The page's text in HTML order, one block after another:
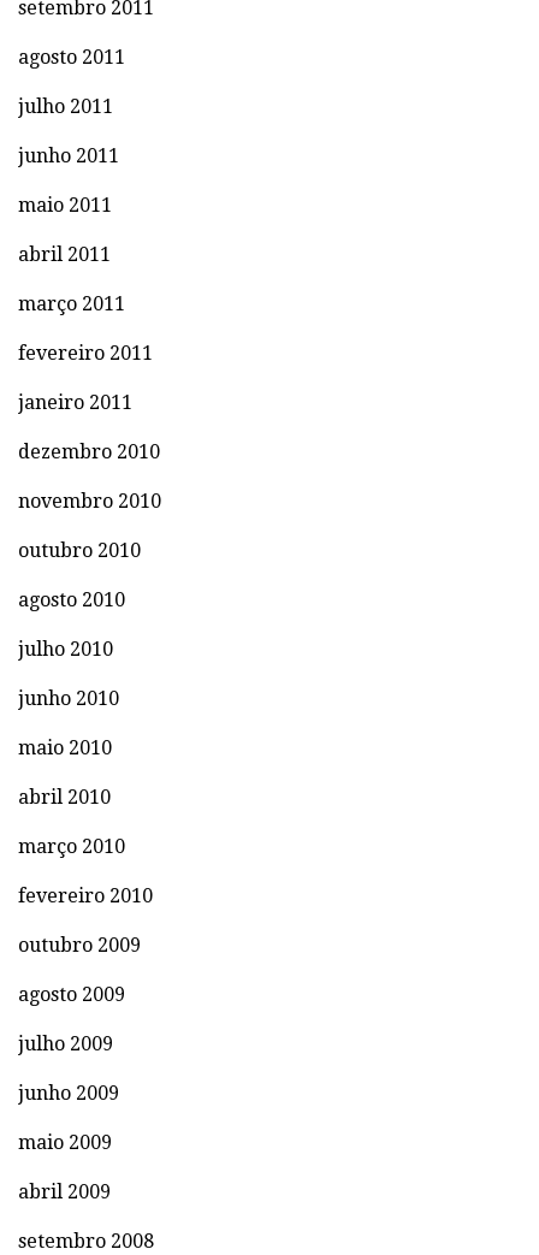
setembro 2011
agosto 2011
julho 2011
junho 2011
maio 2011
abril 2011
março 2011
fevereiro 2011
janeiro 2011
dezembro 2010
novembro 2010
outubro 2010
agosto 2010
julho 2010
junho 2010
maio 2010
abril 2010
março 2010
fevereiro 2010
outubro 2009
agosto 2009
julho 2009
junho 2009
maio 2009
abril 2009
setembro 2008